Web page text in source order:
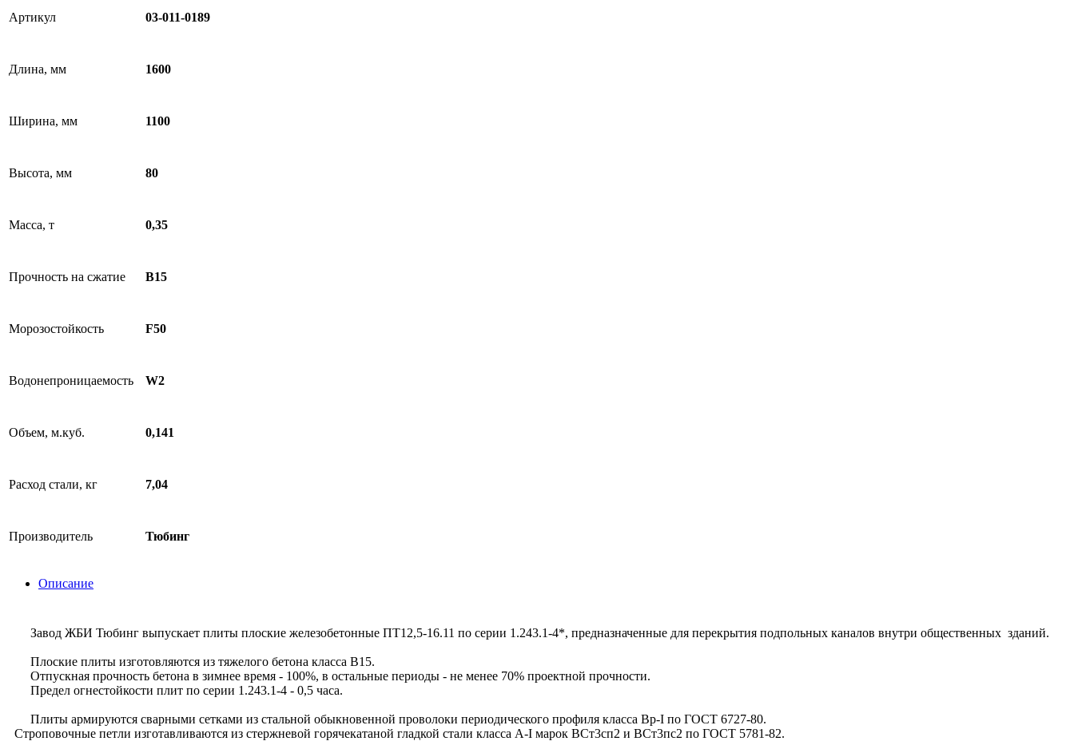
Артикул 03-011-0189
Длина, мм 1600
Ширина, мм 1100
Высота, мм 80
Масса, т 0,35
Прочность на сжатие B15
Морозостойкость F50
Водонепроницаемость W2
Объем, м.куб. 0,141
Расход стали, кг 7,04
Производитель Тюбинг
Описание
Завод ЖБИ Тюбинг выпускает плиты плоские железобетонные ПТ12,5-16.11 по серии 1.243.1-4*, предназначенные для перекрытия подпольных каналов внутри общественных зданий.
Плоские плиты изготовляются из тяжелого бетона класса В15.
Отпускная прочность бетона в зимнее время - 100%, в остальные периоды - не менее 70% проектной прочности.
Предел огнестойкости плит по серии 1.243.1-4 - 0,5 часа.
Плиты армируются сварными сетками из стальной обыкновенной проволоки периодического профиля класса Вр-I по ГОСТ 6727-80.
Строповочные петли изготавливаются из стержневой горячекатаной гладкой стали класса А-I марок ВСт3сп2 и ВСт3пс2 по ГОСТ 5781-82.